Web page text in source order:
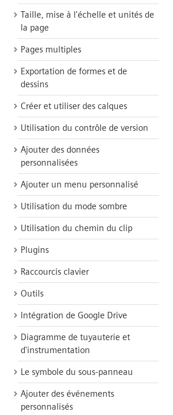
Taille, mise à l'échelle et unités de
la page
Pages multiples
Exportation de formes et de
dessins
Créer et utiliser des calques
Utilisation du contrôle de version
Ajouter des données
personnalisées
Ajouter un menu personnalisé
Utilisation du mode sombre
Utilisation du chemin du clip
Plugins
Raccourcis clavier
Outils
Intégration de Google Drive
Diagramme de tuyauterie et
d'instrumentation
Le symbole du sous-panneau
Ajouter des événements
personnalisés